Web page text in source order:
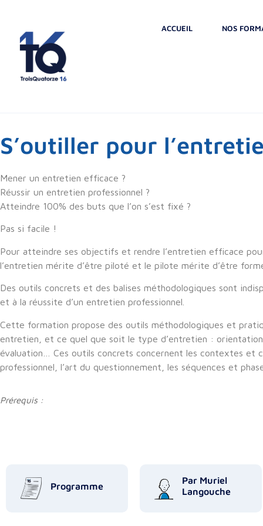
ACCUEIL NOS
S’outiller pour
Mener un entretien efficace ?
Réussir un entretien professionnel ?
Atteindre 100% des buts que l’on s’est fixé ?
Pas si facile !
Pour atteindre ses objectifs et rendre l’entretien efficace
l’entretien mérite d’être piloté et le pilote mérite d’être
Des outils concrets et des balises méthodologiques sont
et à la réussite d’un entretien professionnel.
Cette formation propose des outils méthodologiques et
entretien, et ce quel que soit le type d’entretien :
évaluation… Ces outils concrets concernent les contextes et
professionnel, l’art du questionnement, les séquences et
Prérequis :
Programme
Par Muriel
Langouche